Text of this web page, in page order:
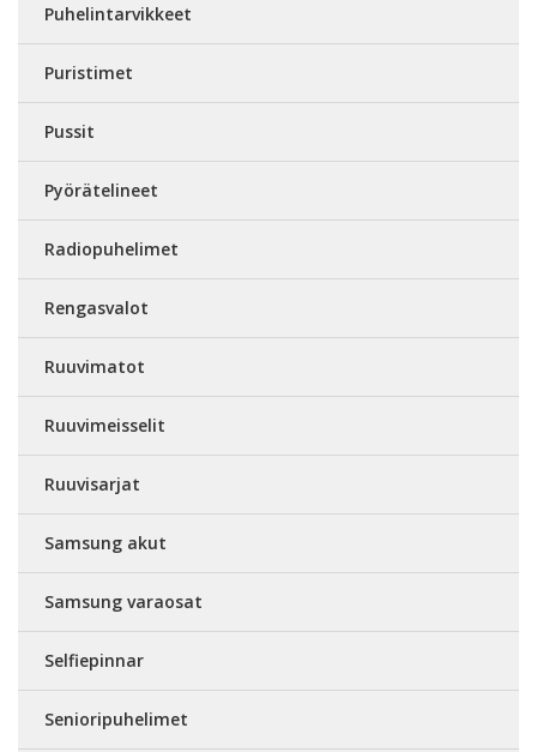
Puhelintarvikkeet
Puristimet
Pussit
Pyörätelineet
Radiopuhelimet
Rengasvalot
Ruuvimatot
Ruuvimeisselit
Ruuvisarjat
Samsung akut
Samsung varaosat
Selfiepinnar
Senioripuhelimet